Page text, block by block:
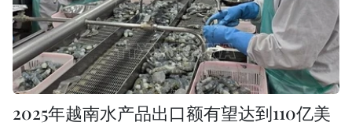
2025年越南水产品出口额有望达到110亿美